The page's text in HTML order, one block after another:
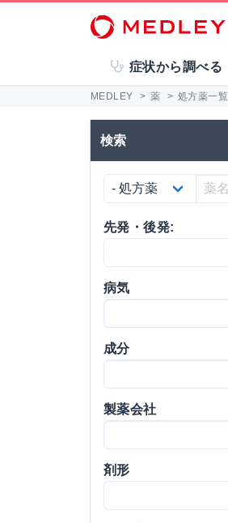
症状から調べる
MEDLEY > 薬 > 処方薬一覧
検索
先発・後発:
病気
成分
製薬会社
剤形